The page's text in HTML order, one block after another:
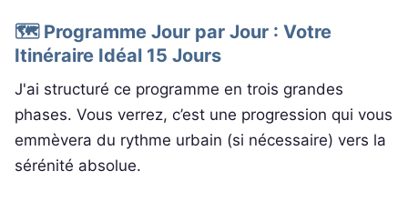
🗺️ Programme Jour par Jour : Votre
Itinéraire Idéal 15 Jours
J'ai structuré ce programme en trois grandes
phases. Vous verrez, c’est une progression qui vous
emmèvera du rythme urbain (si nécessaire) vers la
sérénité absolue.